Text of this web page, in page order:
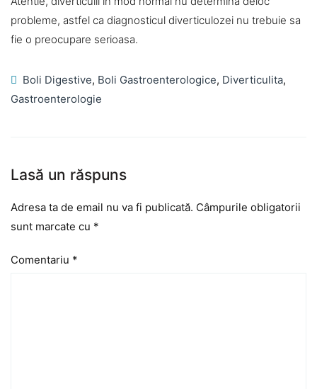
probleme, astfel ca diagnosticul diverticulozei nu trebuie sa
fie o preocupare serioasa.
Boli Digestive, Boli Gastroenterologice, Diverticulita,
Gastroenterologie
Lasă un răspuns
Adresa ta de email nu va fi publicată. Câmpurile obligatorii
sunt marcate cu *
Comentariu *